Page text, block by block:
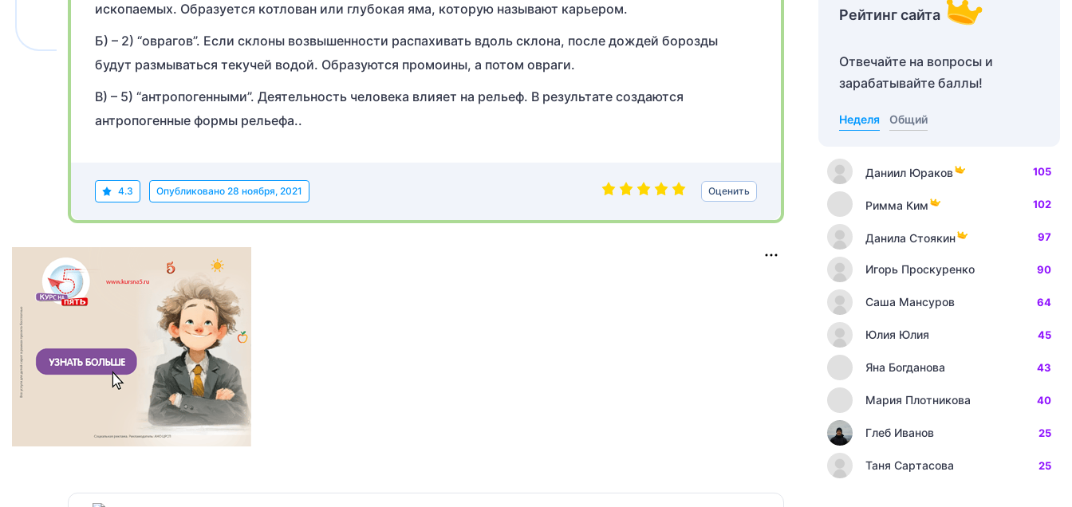
ископаемых. Образуется котлован или глубокая яма, которую называют карьером.
Б) – 2) “оврагов”. Если склоны возвышенности распахивать вдоль склона, после дождей борозды
будут размываться текучей водой. Образуются промоины, а потом овраги.
В) – 5) “антропогенными”. Деятельность человека влияет на рельеф. В результате создаются
антропогенные формы рельефа..
4.3 Опубликовано 28 ноября, 2021 Оценить
Рейтинг сайта
Отвечайте на вопросы и
зарабатывайте баллы!
Неделя Общий
Даниил Юраков 105
Римма Ким 102
Данила Стоякин 97
Игорь Проскуренко 90
Саша Мансуров 64
Юлия Юлия 45
Яна Богданова 43
Мария Плотникова 40
Глеб Иванов 25
Таня Сартасова 25